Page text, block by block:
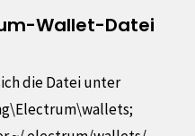
Wallet-Datei
die Datei unter